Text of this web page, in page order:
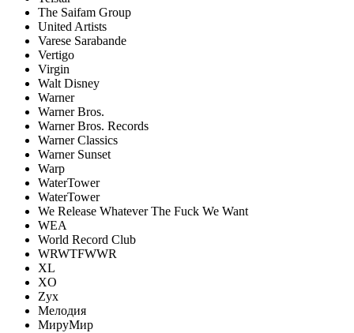
The Saifam Group
United Artists
Varese Sarabande
Vertigo
Virgin
Walt Disney
Warner
Warner Bros.
Warner Bros. Records
Warner Classics
Warner Sunset
Warp
WaterTower
WaterTower
We Release Whatever The Fuck We Want
WEA
World Record Club
WRWTFWWR
XL
XO
Zyx
Мелодия
МируМир